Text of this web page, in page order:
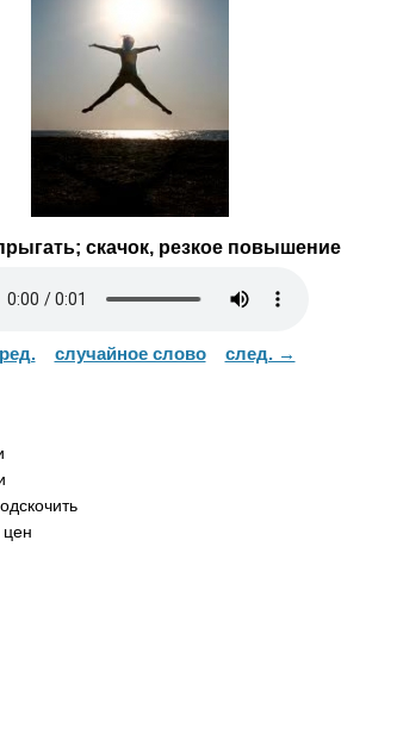
скачок, резкое повышение
случайное слово след. →